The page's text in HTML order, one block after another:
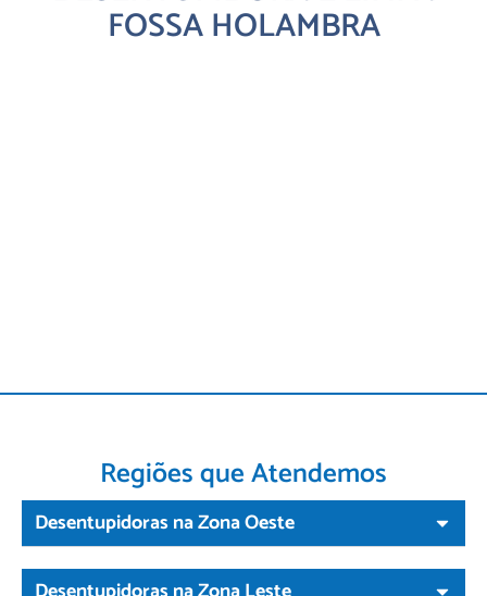
FOSSA HOLAMBRA
Regiões que Atendemos
Desentupidoras na Zona Oeste